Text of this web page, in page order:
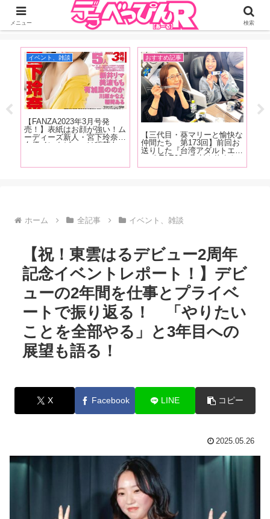
ジーオーティーが運営するちょっとHなニュースサイ。サイト内のリンクには
DMMアフィリエイトが含まれているものがあります
イベント、雑談
【FANZA2023年3月号発
売！】表紙はお顔が強い！ム
ーディーズ新人・宮下玲奈！
女優インタビューは稲荷あ
コーナーもはじまっちゃいま
おすすめ記事
【三代目・葵マリーと愉快な
仲間たち 第173回】前回お
送りした『台湾アダルトエキ
スポ TAE09』取材を終えた
その後、範田紗々ちゃんとの
ホーム 全記事 イベント、雑談
【祝！東雲はるデビュー2周年
記念イベントレポート！】デビ
ューの2年間を仕事とプライベ
ートで振り返る！ 「やりたい
ことを全部やる」と3年目への
展望も語る！
X Facebook LINE コピー
2025.05.26
メニュー 検索